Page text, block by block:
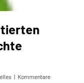
| Kommentare